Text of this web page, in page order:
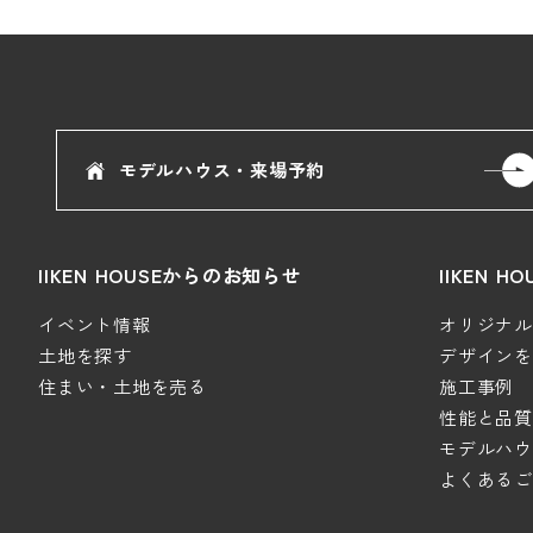
モデルハウス・来場予約
IIKEN HOUSEからのお知らせ
イベント情報
土地を探す
住まい・土地を売る
IIKEN
オリジナ
デザイン
施工事例
性能と品質
モデルハ
よくある